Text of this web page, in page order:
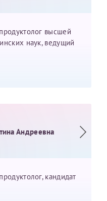
высшей
наук, ведущий
Андреевна
кандидат
с фотографией,